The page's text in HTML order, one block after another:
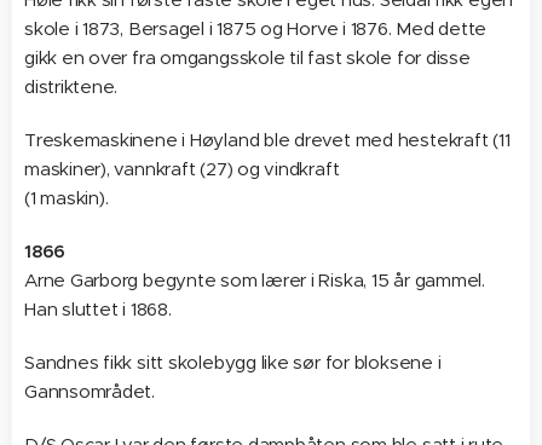
skole i 1873, Bersagel i 1875 og Horve i 1876. Med dette
gikk en over fra omgangsskole til fast skole for disse
distriktene.
Treskemaskinene i Høyland ble drevet med hestekraft (11
maskiner), vannkraft (27) og vindkraft
(1 maskin).
1866
Arne Garborg begynte som lærer i Riska, 15 år gammel.
Han sluttet i 1868.
Sandnes fikk sitt skolebygg like sør for bloksene i
Gannsområdet.